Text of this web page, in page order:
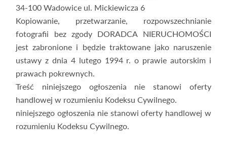
34-100 Wadowice ul. Mickiewicza 6
Kopiowanie, przetwarzanie, rozpowszechnianie
fotografii bez zgody DORADCA NIERUCHOMOŚCI
jest zabronione i będzie traktowane jako naruszenie
ustawy z dnia 4 lutego 1994 r. o prawie autorskim i
prawach pokrewnych.
Treść niniejszego ogłoszenia nie stanowi oferty
handlowej w rozumieniu Kodeksu Cywilnego.
niniejszego ogłoszenia nie stanowi oferty handlowej w
rozumieniu Kodeksu Cywilnego.